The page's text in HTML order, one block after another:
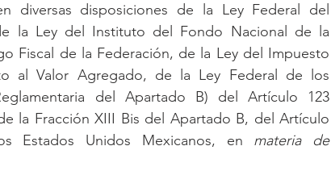
diversas disposiciones de la Ley Federal del
la Ley del Instituto del Fondo Nacional de la
Fiscal de la Federación, de la Ley del Impuesto
al Valor Agregado, de la Ley Federal de los
del Apartado B) del Artículo 123
la Fracción XIII Bis del Apartado B, del Artículo
Estados Unidos Mexicanos, en
materia de